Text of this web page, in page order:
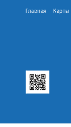
Главная Карты